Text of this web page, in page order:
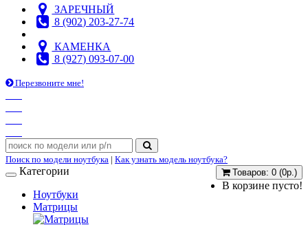
ЗАРЕЧНЫЙ
8 (902) 203-27-74
КАМЕНКА
8 (927) 093-07-00
Перезвоните мне!
Поиск по модели ноутбука | Как узнать модель ноутбука?
Товаров: 0 (0р.)
В корзине пусто!
Категории
Ноутбуки
Матрицы